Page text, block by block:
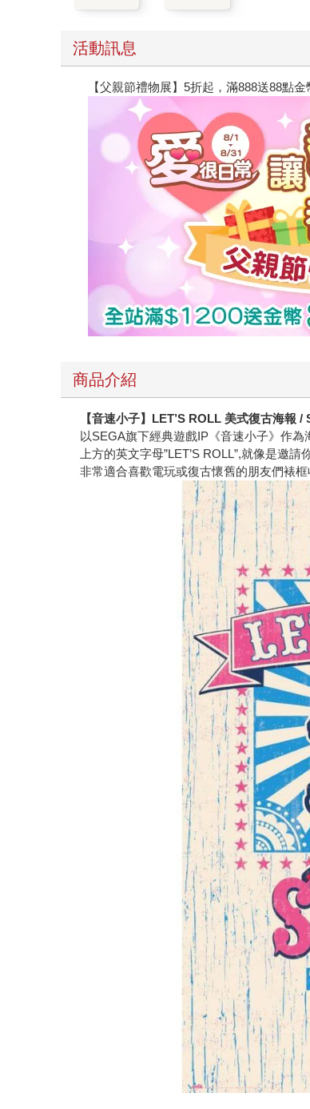
活動訊息
【父親節禮物展】5折起，滿888送88點金
商品介紹
【音速小子】LET’S ROLL 美式復古海報
以SEGA旗下經典遊戲IP《音速小子》作
上方的英文字母”LET’S ROLL”,就像是邀
非常適合喜歡電玩或復古懷舊的朋友們裱